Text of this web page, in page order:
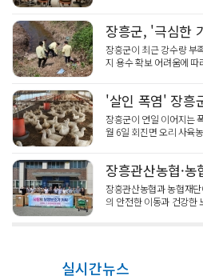
장흥군이 최근 강수량 부
지 용수 확보 어려움에
장흥군이 연일 이어지는
월 6일 회진면 오리 사육
장흥관산농협과 농협재
의 안전한 이동과 건강한
실시간뉴스